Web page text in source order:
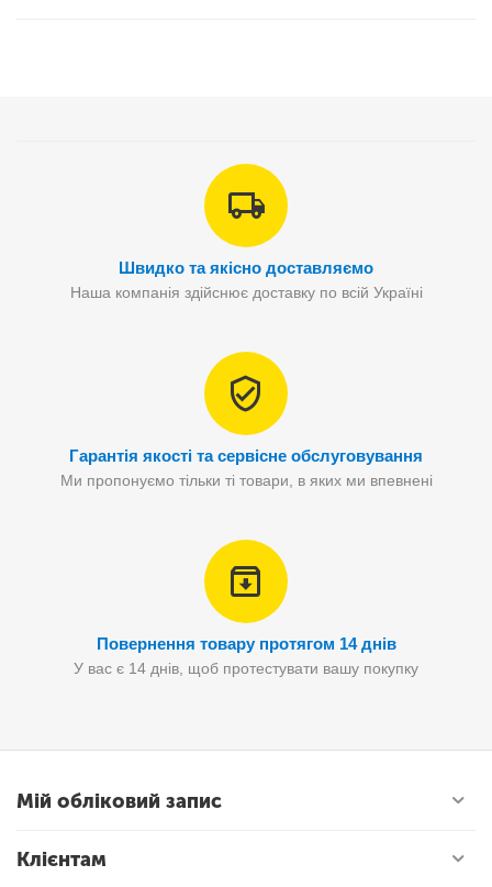
Швидко та якісно доставляємо
Наша компанія здійснює доставку по всій Україні
Гарантія якості та сервісне обслуговування
Ми пропонуємо тільки ті товари, в яких ми впевнені
Повернення товару протягом 14 днів
У вас є 14 днів, щоб протестувати вашу покупку
Мій обліковий запис
Клієнтам